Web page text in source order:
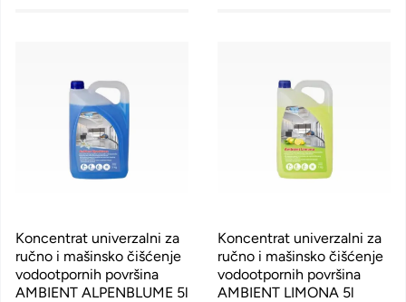
Koncentrat univerzalni za
ručno i mašinsko čišćenje
vodootpornih površina
AMBIENT ALPENBLUME 5l
Koncentrat univerzalni za
ručno i mašinsko čišćenje
vodootpornih površina
AMBIENT LIMONA 5l